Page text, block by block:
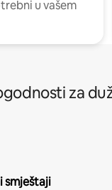
u vašem
za
smještaji